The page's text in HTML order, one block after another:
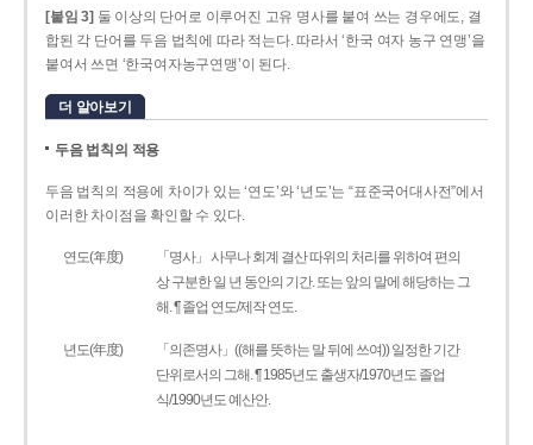
[붙임 3] 둘 이상의 단어로 이루어진 고유 명사를 붙여 쓰는 경우에도, 결
합된 각 단어를 두음 법칙에 따라 적는다. 따라서 ‘한국 여자 농구 연맹’을
붙여서 쓰면 ‘한국여자농구연맹’이 된다.
더 알아보기
두음 법칙의 적용
두음 법칙의 적용에 차이가 있는 ‘연도’와 ‘년도’는 “표준국어대사전”에서
이러한 차이점을 확인할 수 있다.
연도(年度)
「명사」 사무나 회계 결산 따위의 처리를 위하여 편의
상 구분한 일 년 동안의 기간. 또는 앞의 말에 해당하는 그
해. ¶ 졸업 연도/제작 연도.
년도(年度)
「의존명사」((해를 뜻하는 말 뒤에 쓰여)) 일정한 기간
단위로서의 그해. ¶ 1985년도 출생자/1970년도 졸업
식/1990년도 예산안.